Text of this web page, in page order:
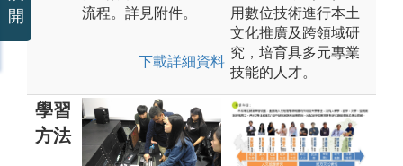
流程。詳見附件。
下載詳細資料
用數位技術進行本土
文化推廣及跨領域研
究，培育具多元專業
技能的人才。
學習
方法
開